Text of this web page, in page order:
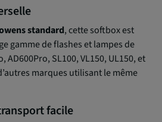
standard, cette softbox est
gamme de flashes et lampes de
AD600Pro, SL100, VL150, UL150, et
marques utilisant le même
facile